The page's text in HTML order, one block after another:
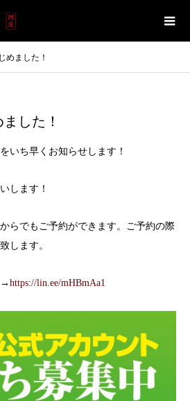
めました！
した！
いち早くお知らせします！
します！
らでもご予約ができます。ご予約の際
します。
→ https://lin.ee/mHBmAa1